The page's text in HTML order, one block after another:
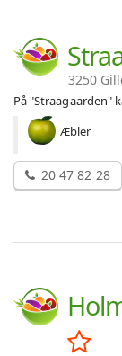
3250
På "Straagaarden"
Æbler
20 47 82 28